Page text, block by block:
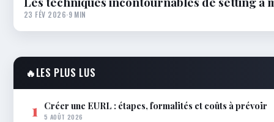
23 FÉV 2026·9 MIN
🔥LES PLUS LUS
1 Créer une EURL : étapes, formalités et coûts à prévoir
5 AOÛT 2026